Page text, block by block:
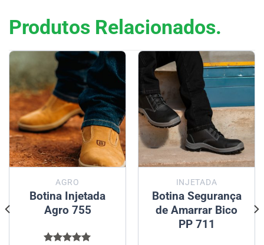
Produtos Relacionados.
AGRO
Botina Injetada
Agro 755
INJETADA
Botina Segurança
de Amarrar Bico
PP 711